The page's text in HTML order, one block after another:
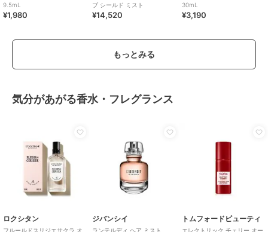
9.5mL
¥1,980
ブ シールド ミスト
¥14,520
30mL
¥3,190
もっとみる
気分があがる香水・フレグランス
ロクシタン
フルールドスリジエサクラ オ
ジバンシイ
ランテルディ ヘア ミスト
トムフォードビューティ
エレクトリック チェリー オー